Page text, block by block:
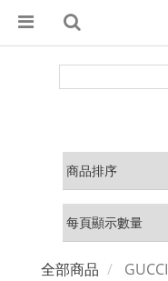
全部商品 GUCCI